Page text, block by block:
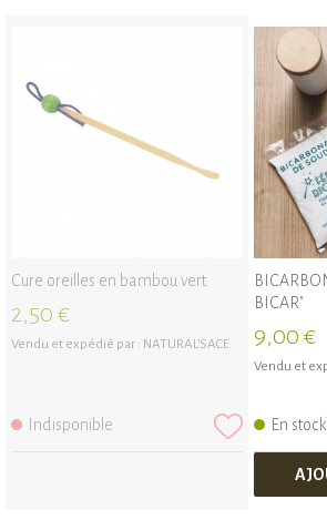
Cure oreilles en bambou vert
2,50 €
Vendu et expédié par : NATURAL'SACE
Indisponible
BICAR"
9,00 €
Vendu et
En stock